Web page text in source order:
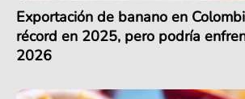
Exportación de banano en
récord en 2025, pero podría
2026